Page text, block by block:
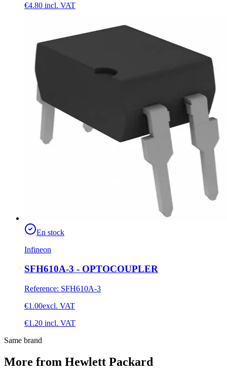
€4.80 incl. VAT
En stock
Infineon
SFH610A-3 - OPTOCOUPLER
Reference: SFH610A-3
€1.00excl. VAT
€1.20 incl. VAT
Same brand
More from Hewlett Packard